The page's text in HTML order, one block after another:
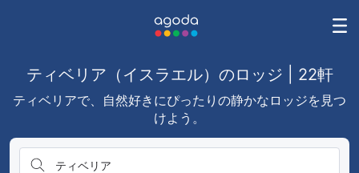
ティベリア（イスラエル）のロッジ | 22軒
ティベリアで、自然好きにぴったりの静かなロッジを見つ
けよう。
ティベリア